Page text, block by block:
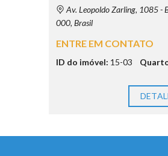
Av. Leopoldo Zarling, 1085 -
000, Brasil
ENTRE EM CONTATO
ID do imóvel: 15-03